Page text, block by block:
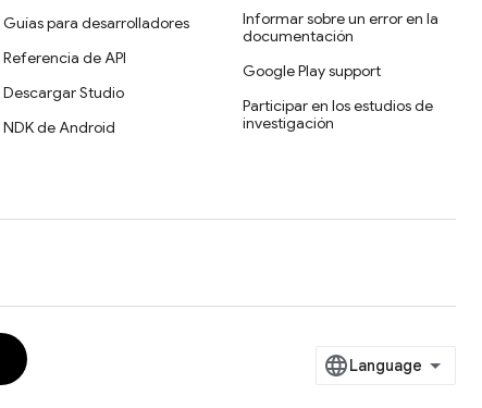
Guías para desarrolladores
Referencia de API
Descargar Studio
NDK de Android
Informar sobre un error en la
documentación
Google Play support
Participar en los estudios de
investigación